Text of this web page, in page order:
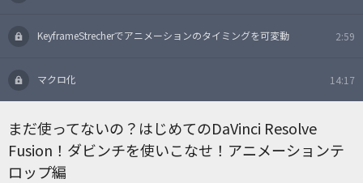
KeyframeStrecherでアニメーションのタイミングを可変動 2:59
マクロ化 14:17
まだ使ってないの？はじめてのDaVinci Resolve
Fusion！ダビンチを使いこなせ！アニメーションテ
ロップ編